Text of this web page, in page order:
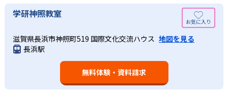
週2回の教室学習と毎日の家庭学習
学研教室では、週2回の教室学習と毎日の家庭学習（宿題学
習）の相乗効果を活かす形で生徒の学力向上を進める。週2
回の教室学習において指導者は、生徒の様子を観察しなが
ら学習指導と学習管理を実施。教室学習日以外の日のため
に自宅学習用の教材も提供し、学習の習慣化と学力の定着
を図っている。進度が早い子供は先取り学習も可能だ。
学研教室では、小学生については、1回の学習時間を30～
50分程度と設定している。この時間設定は、子どもが集中
して学習できる時間が通常「学年×10分±10分」と考えら
れていることに由来するものだ。この限界を超えて勉強し
ても学習の効果は上がらないと学研教室は考え、単なる長
時間学習よりくり返し学習の効果を重視している。そのた
め、長時間の勉強が苦手な人に向いている。
学研教室が持つ最大のメリットは、学研の教材開発ノウハ
ウを結集して制作した学習教材を使用している点だ。この
教材は、学習指導要領の内容を全てカバーしており、学校
の勉強がよくわかるというもの。基礎から応用まで、少し
ずつステップアップしながら身につけることができ、基礎
固めから先取り学習まで対応している。算数と国語を重視
学研神照教室
滋賀県長浜市神照町519 国際文化交流ハウス 地図を見る
長浜駅
無料体験・資料請求